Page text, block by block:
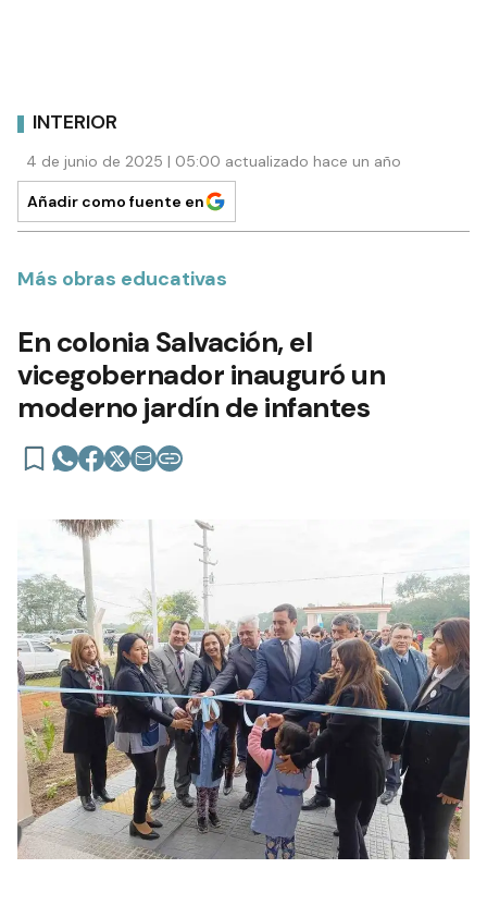
INTERIOR
4 de junio de 2025 | 05:00 actualizado hace un año
Añadir como fuente en
Más obras educativas
En colonia Salvación, el
vicegobernador inauguró un
moderno jardín de infantes